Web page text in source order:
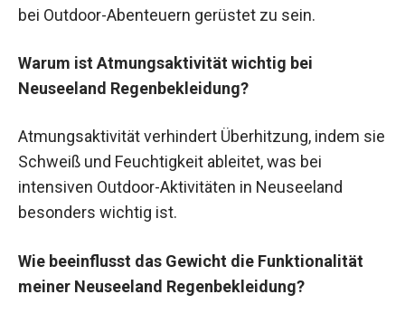
bei Outdoor-Abenteuern gerüstet zu sein.
Warum ist Atmungsaktivität wichtig bei
Neuseeland Regenbekleidung?
Atmungsaktivität verhindert Überhitzung, indem sie
Schweiß und Feuchtigkeit ableitet, was bei
intensiven Outdoor-Aktivitäten in Neuseeland
besonders wichtig ist.
Wie beeinflusst das Gewicht die Funktionalität
meiner Neuseeland Regenbekleidung?